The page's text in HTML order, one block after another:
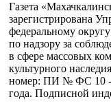
Газета
зарегистрирована
федеральному
по надзору за
в сфере массовых
культурного
номер: ПИ № ФС 10 -
года. Подписной